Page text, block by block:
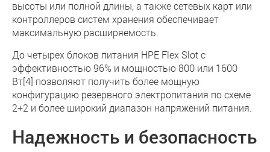
высоты или полной длины, а также сетевых карт или
контроллеров систем хранения обеспечивает
максимальную расширяемость.
До четырех блоков питания HPE Flex Slot с
эффективностью 96% и мощностью 800 или 1600
Вт[4] позволяют получить более мощную
конфигурацию резервного электропитания по схеме
2+2 и более широкий диапазон напряжений питания.
Надежность и безопасность